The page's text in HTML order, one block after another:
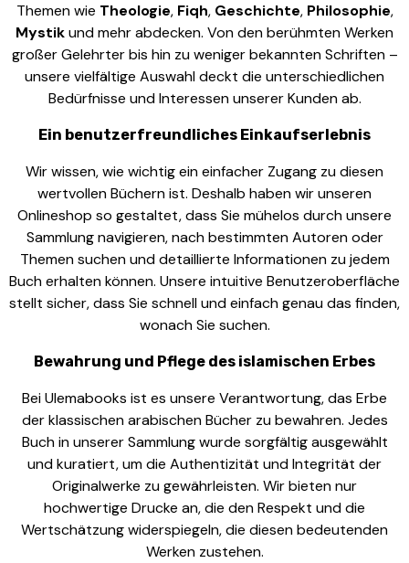
Themen wie Theologie, Fiqh, Geschichte, Philosophie,
Mystikund mehr abdecken. Von den berühmten Werken
großer Gelehrter bis hin zu weniger bekannten Schriften –
unsere vielfältige Auswahl deckt die unterschiedlichen
Bedürfnisse und Interessen unserer Kunden ab.
Ein benutzerfreundliches Einkaufserlebnis
Wir wissen, wie wichtig ein einfacher Zugang zu diesen
wertvollen Büchern ist. Deshalb haben wir unseren
Onlineshop so gestaltet, dass Sie mühelos durch unsere
Sammlung navigieren, nach bestimmten Autoren oder
Themen suchen und detaillierte Informationen zu jedem
Buch erhalten können. Unsere intuitive Benutzeroberfläche
stellt sicher, dass Sie schnell und einfach genau das finden,
wonach Sie suchen.
Bewahrung und Pflege des islamischen Erbes
Bei Ulemabooks ist es unsere Verantwortung, das Erbe
der klassischen arabischen Bücher zu bewahren. Jedes
Buch in unserer Sammlung wurde sorgfältig ausgewählt
und kuratiert, um die Authentizität und Integrität der
Originalwerke zu gewährleisten. Wir bieten nur
hochwertige Drucke an, die den Respekt und die
Wertschätzung widerspiegeln, die diesen bedeutenden
Werken zustehen.